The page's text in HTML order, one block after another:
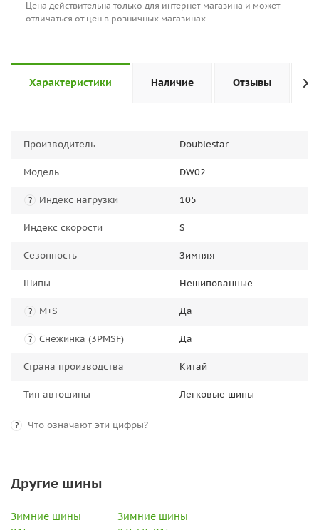
Цена действительна только для интернет-магазина и может
отличаться от цен в розничных магазинах
Характеристики Наличие Отзывы
Производитель Doublestar
Модель DW02
? Индекс нагрузки 105
Индекс скорости S
Сезонность Зимняя
Шипы Нешипованные
? M+S Да
? Снежинка (3PMSF) Да
Страна производства Китай
Тип автошины Легковые шины
? Что означают эти цифры?
Другие шины
Зимние шины
Зимние шины